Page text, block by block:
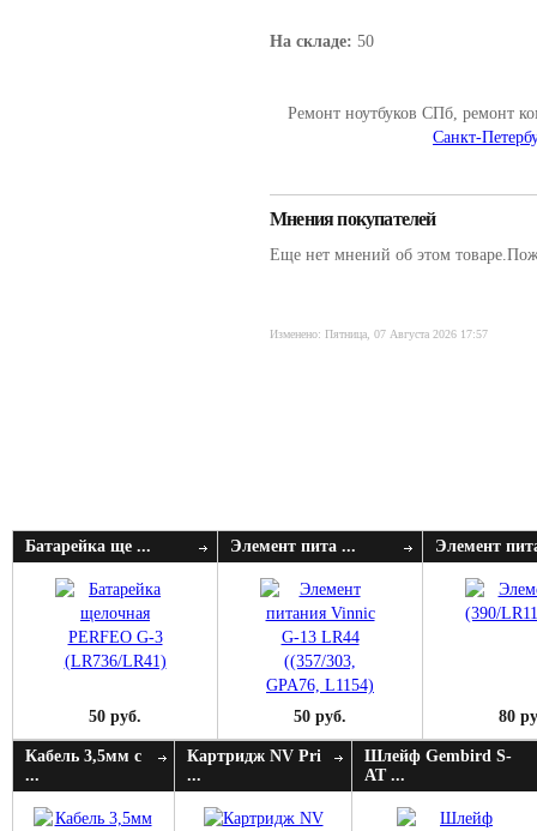
На складе: 50
Ремонт ноутбуков СПб, ремонт
Санкт-
Мнения покупателей
Еще нет мнений об этом
Изменено: Пятница, 07 Августа 2026 17:57
Батарейка ще ...
50 руб.
Элемент пита ...
50 руб.
Элемент
80
Кабель 3,5мм с
...
Картридж NV Pri
...
Шлейф Gembird S-
AT ...